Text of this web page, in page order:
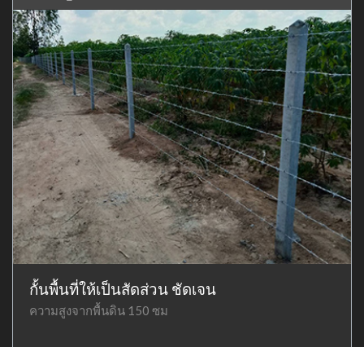
กั้นพื้นที่ให้เป็นสัดส่วน ชัดเจน
ความสูงจากพื้นดิน 150 ซม